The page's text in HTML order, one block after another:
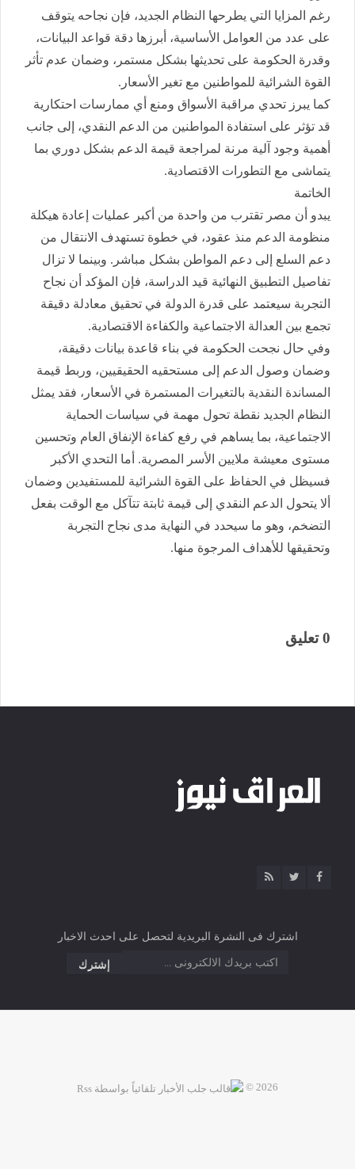
رغم المزايا التي يطرحها النظام الجديد، فإن نجاحه يتوقف
على عدد من العوامل الأساسية، أبرزها دقة قواعد البيانات،
وقدرة الحكومة على تحديثها بشكل مستمر، وضمان عدم تأثر
القوة الشرائية للمواطنين مع تغير الأسعار.
كما يبرز تحدي مراقبة الأسواق ومنع أي ممارسات احتكارية
قد تؤثر على استفادة المواطنين من الدعم النقدي، إلى جانب
أهمية وجود آلية مرنة لمراجعة قيمة الدعم بشكل دوري بما
يتماشى مع التطورات الاقتصادية.
الخاتمة
يبدو أن مصر تقترب من واحدة من أكبر عمليات إعادة هيكلة
منظومة الدعم منذ عقود، في خطوة تستهدف الانتقال من
دعم السلع إلى دعم المواطن بشكل مباشر. وبينما لا تزال
تفاصيل التطبيق النهائية قيد الدراسة، فإن المؤكد أن نجاح
التجربة سيعتمد على قدرة الدولة في تحقيق معادلة دقيقة
تجمع بين العدالة الاجتماعية والكفاءة الاقتصادية.
وفي حال نجحت الحكومة في بناء قاعدة بيانات دقيقة،
وضمان وصول الدعم إلى مستحقيه الحقيقيين، وربط قيمة
المساندة النقدية بالتغيرات المستمرة في الأسعار، فقد يمثل
النظام الجديد نقطة تحول مهمة في سياسات الحماية
الاجتماعية، بما يساهم في رفع كفاءة الإنفاق العام وتحسين
مستوى معيشة ملايين الأسر المصرية. أما التحدي الأكبر
فسيظل في الحفاظ على القوة الشرائية للمستفيدين وضمان
ألا يتحول الدعم النقدي إلى قيمة ثابتة تتآكل مع الوقت بفعل
التضخم، وهو ما سيحدد في النهاية مدى نجاح التجربة
وتحقيقها للأهداف المرجوة منها.
0 تعليق
اشترك فى النشرة البريدية لتحصل على احدث الاخبار
2026 ©